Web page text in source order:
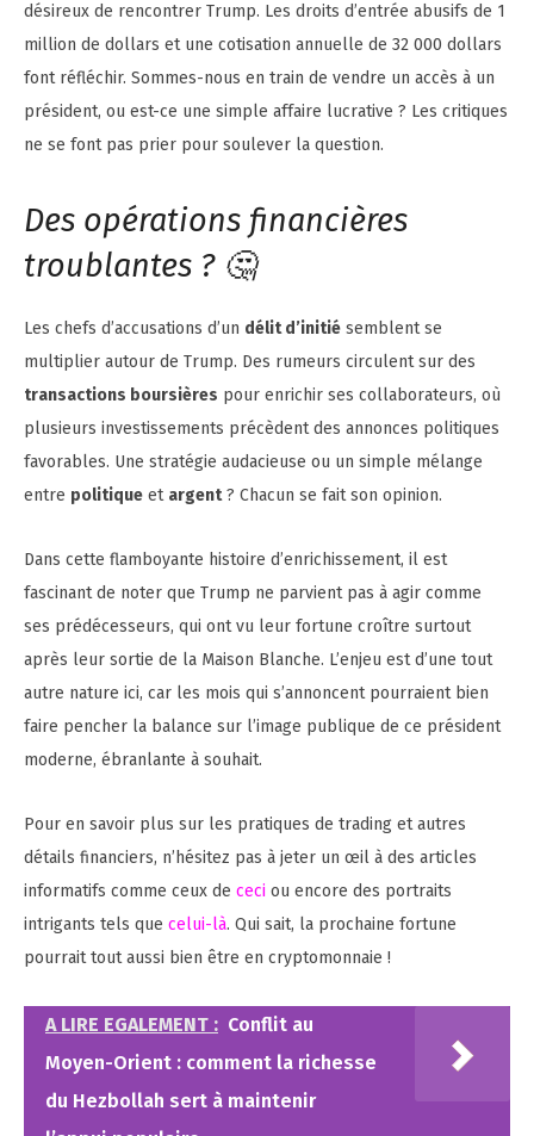
désireux de rencontrer Trump. Les droits d’entrée abusifs de 1
million de dollars et une cotisation annuelle de 32 000 dollars
font réfléchir. Sommes-nous en train de vendre un accès à un
président, ou est-ce une simple affaire lucrative ? Les critiques
ne se font pas prier pour soulever la question.
Des opérations financières
troublantes ? 🤔
Les chefs d’accusations d’un délit d’initié semblent se
multiplier autour de Trump. Des rumeurs circulent sur des
transactions boursières pour enrichir ses collaborateurs, où
plusieurs investissements précèdent des annonces politiques
favorables. Une stratégie audacieuse ou un simple mélange
entre politique et argent? Chacun se fait son opinion.
Dans cette flamboyante histoire d’enrichissement, il est
fascinant de noter que Trump ne parvient pas à agir comme
ses prédécesseurs, qui ont vu leur fortune croître surtout
après leur sortie de la Maison Blanche. L’enjeu est d’une tout
autre nature ici, car les mois qui s’annoncent pourraient bien
faire pencher la balance sur l’image publique de ce président
moderne, ébranlante à souhait.
Pour en savoir plus sur les pratiques de trading et autres
détails financiers, n’hésitez pas à jeter un œil à des articles
informatifs comme ceux de ceci ou encore des portraits
intrigants tels que celui-là. Qui sait, la prochaine fortune
pourrait tout aussi bien être en cryptomonnaie !
A LIRE EGALEMENT : Conflit au
Moyen-Orient : comment la richesse
du Hezbollah sert à maintenir